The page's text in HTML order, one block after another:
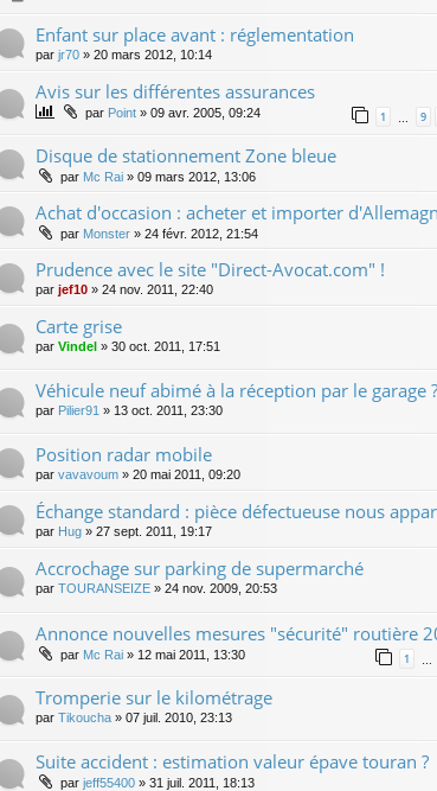
Enfant sur place avant : réglementation
par jr70 » 20 mars 2012, 10:14
Avis sur les différentes assurances
par Point » 09 avr. 2005, 09:24 1 … 9
Disque de stationnement Zone bleue
par Mc Rai » 09 mars 2012, 13:06
Achat d'occasion : acheter et importer
par Monster » 24 févr. 2012, 21:54
Prudence avec le site "Direct-Avocat.com" !
par jef10 » 24 nov. 2011, 22:40
Carte grise
par Vindel » 30 oct. 2011, 17:51
Véhicule neuf abimé à la réception par le garage ?
par Pilier91 » 13 oct. 2011, 23:30
Position radar mobile
par vavavoum » 20 mai 2011, 09:20
Échange standard : pièce défectueuse nous
par Hug » 27 sept. 2011, 19:17
Accrochage sur parking de supermarché
par TOURANSEIZE » 24 nov. 2009, 20:53
Annonce nouvelles mesures "sécurité" routière
par Mc Rai » 12 mai 2011, 13:30 1
Tromperie sur le kilométrage
par Tikoucha » 07 juil. 2010, 23:13
Suite accident : estimation valeur épave touran ?
par jeff55400 » 31 juil. 2011, 18:13